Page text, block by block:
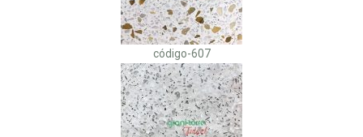
código-607